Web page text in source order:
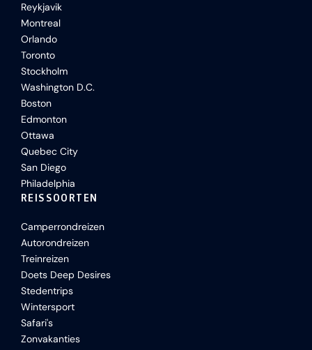
Reykjavik
Montreal
Orlando
Toronto
Stockholm
Washington D.C.
Boston
Edmonton
Ottawa
Quebec City
San Diego
Philadelphia
REISSOORTEN
Camperrondreizen
Autorondreizen
Treinreizen
Doets Deep Desires
Stedentrips
Wintersport
Safari's
Zonvakanties